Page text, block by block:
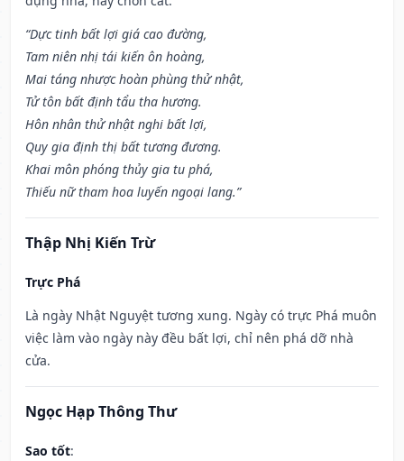
“Dực tinh bất lợi giá cao đường,
Tam niên nhị tái kiến ôn hoàng,
Mai táng nhược hoàn phùng thử nhật,
Tử tôn bất định tẩu tha hương.
Hôn nhân thử nhật nghi bất lợi,
Quy gia định thị bất tương đương.
Khai môn phóng thủy gia tu phá,
Thiếu nữ tham hoa luyến ngoại lang.”
Thập Nhị Kiến Trừ
Trực Phá
Là ngày Nhật Nguyệt tương xung. Ngày có trực Phá muôn
việc làm vào ngày này đều bất lợi, chỉ nên phá dỡ nhà
cửa.
Ngọc Hạp Thông Thư
Sao tốt: